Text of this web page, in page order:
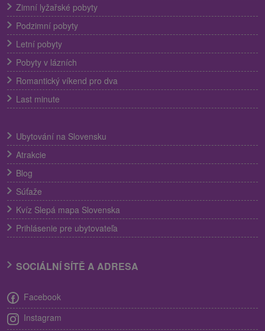
Zimní lyžařské pobyty
Podzimní pobyty
Letní pobyty
Pobyty v lázních
Romantický víkend pro dva
Last minute
Ubytování na Slovensku
Atrakcie
Blog
Súťaže
Kvíz Slepá mapa Slovenska
Prihlásenie pre ubytovateľa
SOCIÁLNÍ SÍTĚ A ADRESA
Facebook
Instagram